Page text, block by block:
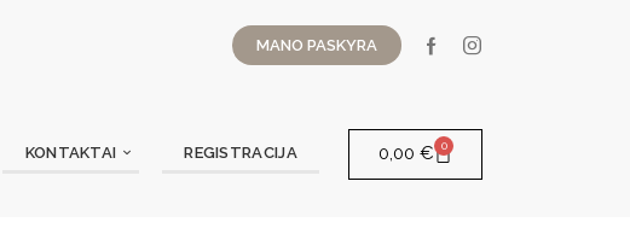
MANO PASKYRA
KONTAKTAI REGISTRACIJA 0,00 € 0